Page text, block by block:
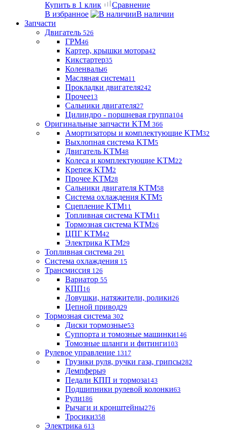
Купить в 1 клик
Сравнение
В избранное
В наличии
Запчасти
Двигатель 526
ГРМ46
Картер, крышки мотора42
Кикстартер35
Коленвалы6
Масляная система11
Прокладки двигателя242
Прочее13
Сальники двигателя27
Цилиндро - поршневая группа104
Оригинальные запчасти KTM 366
Амортизаторы и комплектующие KTM32
Выхлопная система KTM5
Двигатель KTM48
Колеса и комплектующие KTM22
Крепеж KTM2
Прочее KTM28
Сальники двигателя KTM58
Система охлаждения KTM5
Сцепление KTM11
Топливная система KTM11
Тормозная система KTM26
ЦПГ KTM42
Электрика KTM29
Топливная система 291
Система охлаждения 15
Трансмиссия 126
Вариатор 55
КПП16
Ловушки, натяжители, ролики26
Цепной привод29
Тормозная система 302
Диски тормозные53
Суппорта и томозные машинки146
Томозные шланги и фитинги103
Рулевое управление 1317
Грузики руля, ручки газа, грипсы282
Демпферы9
Педали КПП и тормоза143
Подшипники рулевой колонки63
Рули186
Рычаги и кронштейны276
Тросики358
Электрика 613